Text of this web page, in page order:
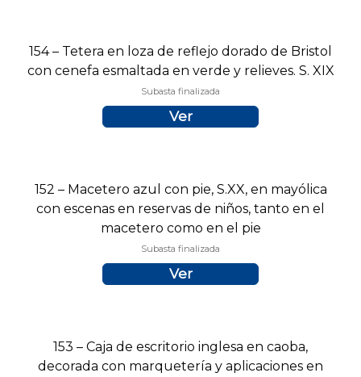
154 – Tetera en loza de reflejo dorado de Bristol
con cenefa esmaltada en verde y relieves. S. XIX
Subasta finalizada
Ver
152 – Macetero azul con pie, S.XX, en mayólica
con escenas en reservas de niños, tanto en el
macetero como en el pie
Subasta finalizada
Ver
153 – Caja de escritorio inglesa en caoba,
decorada con marquetería y aplicaciones en